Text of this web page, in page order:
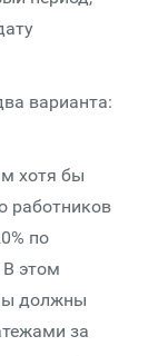
варианта:
хотя бы
работников
по
этом
должны
за